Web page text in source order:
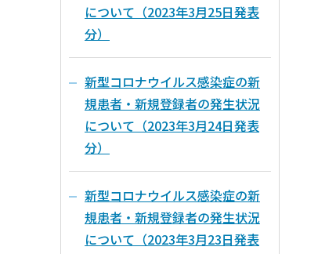
について（2023年3月25日発表
分）
新型コロナウイルス感染症の新
規患者・新規登録者の発生状況
について（2023年3月24日発表
分）
新型コロナウイルス感染症の新
規患者・新規登録者の発生状況
について（2023年3月23日発表